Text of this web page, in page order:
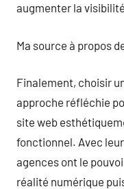
augmenter la
Ma source à propos
Finalement, choisir
approche réfléchie
site web
fonctionnel. Avec
agences ont le
réalité numérique